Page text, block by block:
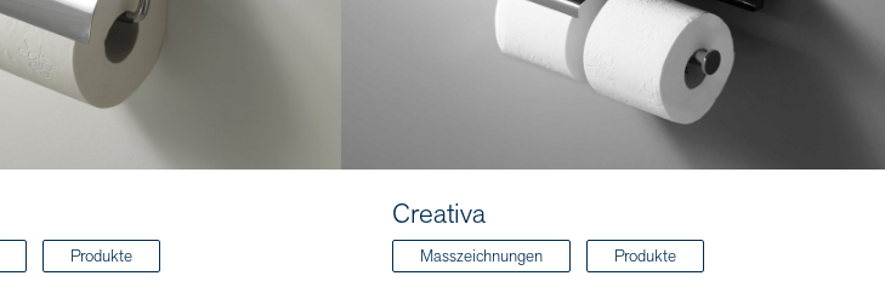
Produkte
Creativa
Masszeichnungen Produkte